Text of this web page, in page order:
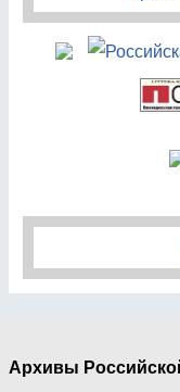
Архивы